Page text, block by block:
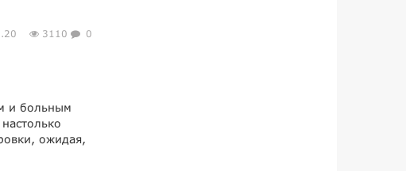
3110 0
и больным
ожидая,